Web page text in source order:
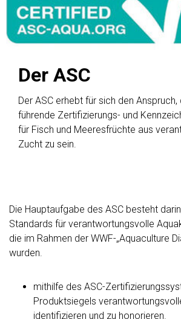
Der ASC
Der ASC erhebt für sich den
führende Zertifizierungs- und
für Fisch und Meeresfrüchte aus
Zucht zu sein.
Die Hauptaufgabe des ASC besteht
Standards für verantwortungsvolle
die im Rahmen der WWF-„Aquaculture
wurden.
mithilfe des ASC-
Produktsiegels
identifizieren und zu honorieren.